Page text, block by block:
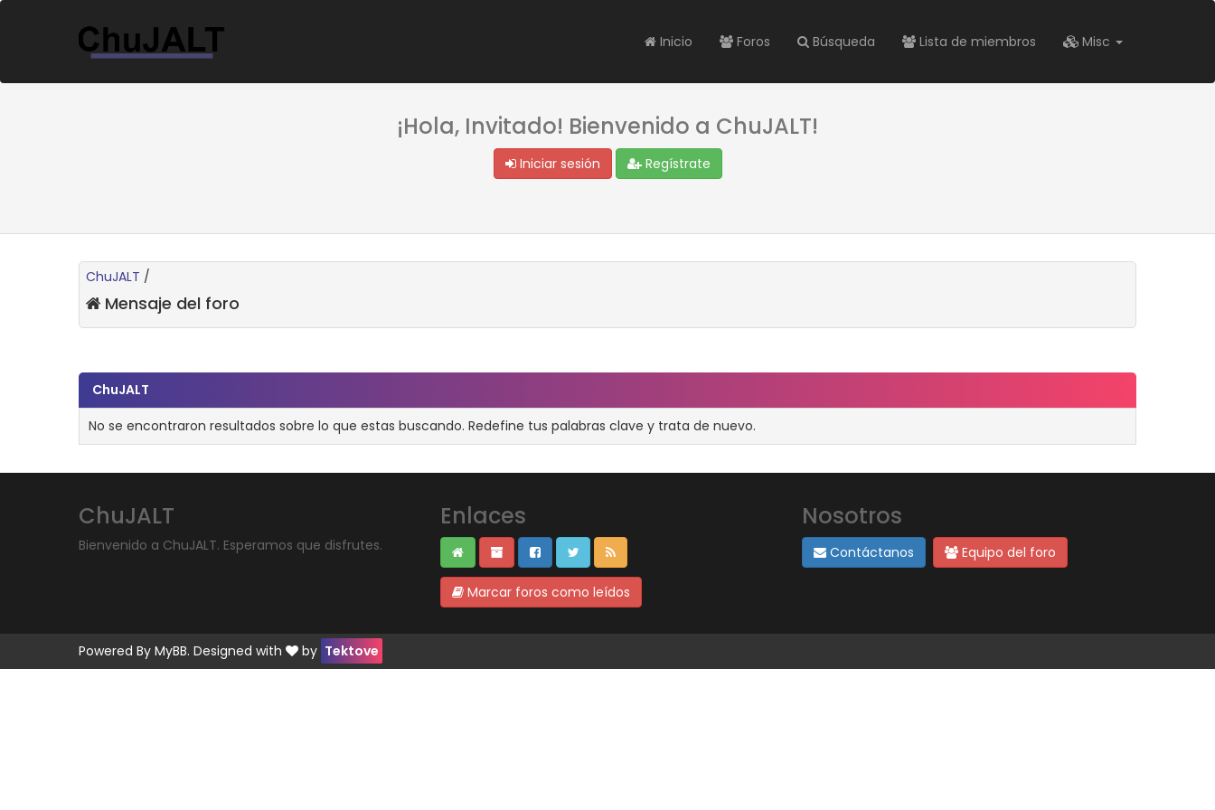
Inicio Foros Búsqueda Lista de miembros Misc
¡Hola, Invitado! Bienvenido a ChuJALT!
Iniciar sesión Regístrate
ChuJALT /
Mensaje del foro
ChuJALT
No se encontraron resultados sobre lo que estas buscando. Redefine tus palabras clave y trata de nuevo.
ChuJALT
Bienvenido a ChuJALT. Esperamos que disfrutes.
Enlaces
Marcar foros como leídos
Nosotros
Contáctanos Equipo del foro
Powered By MyBB. Designed with by Tektove